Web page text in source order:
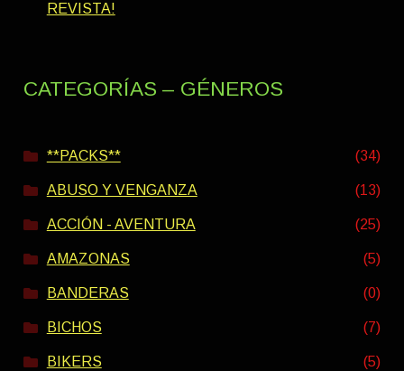
REVISTA!
CATEGORÍAS – GÉNEROS
**PACKS** (34)
ABUSO Y VENGANZA (13)
ACCIÓN - AVENTURA (25)
AMAZONAS (5)
BANDERAS (0)
BICHOS (7)
BIKERS (5)